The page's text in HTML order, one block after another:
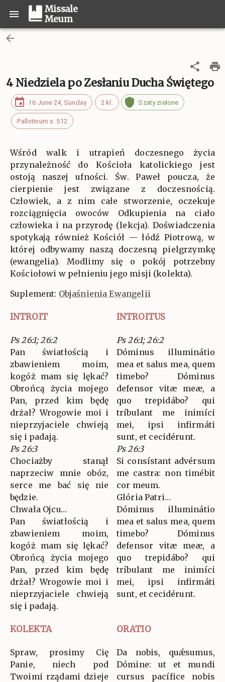
Missale
Meum
4 Niedziela po Zesłaniu Ducha Świętego
16 June 24, Sunday 2 kl. Szaty zielone
Pallotinum s. 512
Wśród walk i utrapień doczesnego życia
przynależność do Kościoła katolickiego jest
ostoją naszej ufności. Św. Paweł poucza, że
cierpienie jest związane z doczesnością.
Człowiek, a z nim całe stworzenie, oczekuje
rozciągnięcia owoców Odkupienia na ciało
człowieka i na przyrodę (lekcja). Doświadczenia
spotykają również Kościół — łódź Piotrową, w
której odbywamy naszą doczesną pielgrzymkę
(ewangelia). Modlimy się o pokój potrzebny
Kościołowi w pełnieniu jego misji (kolekta).
Suplement: Objaśnienia Ewangelii
INTROIT INTROITUS
Ps 26:1; 26:2
Pan światłością i
zbawieniem moim,
kogóż mam się lękać?
Obrońcą życia mojego
Pan, przed kim będę
drżał? Wrogowie moi i
nieprzyjaciele chwieją
się i padają.
Ps 26:3
Chociażby stanął
naprzeciw mnie obóz,
serce me bać się nie
będzie.
Chwała Ojcu…
Pan światłością i
zbawieniem moim,
kogóż mam się lękać?
Obrońcą życia mojego
Pan, przed kim będę
drżał? Wrogowie moi i
nieprzyjaciele chwieją
się i padają.
Ps 26:1; 26:2
Dóminus illuminátio
mea et salus mea, quem
timebo? Dóminus
defensor vitæ meæ, a
quo trepidábo? qui
tríbulant me inimíci
mei, ipsi infirmáti
sunt, et cecidérunt.
Ps 26:3
Si consístant advérsum
me castra: non timébit
cor meum.
Glória Patri…
Dóminus illuminátio
mea et salus mea, quem
timebo? Dóminus
defensor vitæ meæ, a
quo trepidábo? qui
tríbulant me inimíci
mei, ipsi infirmáti
sunt, et cecidérunt.
KOLEKTA ORATIO
Spraw, prosimy Cię
Panie, niech pod
Twoimi rządami dzieje
Da nobis, quǽsumus,
Dómine: ut et mundi
cursus pacífice nobis